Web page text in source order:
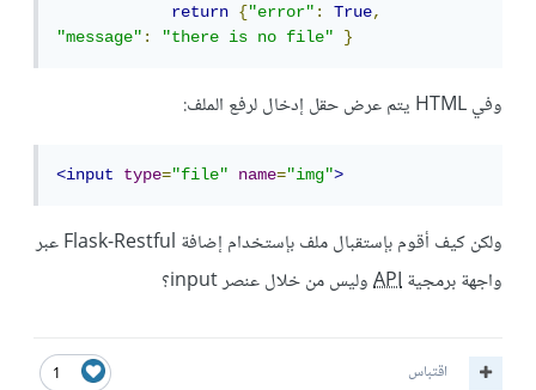
return
{"error": True,
"message": "there is no file" }
وفي HTML يتم عرض حقل إدخال لرفع الملف:
<input type="file" name="img">
ولكن كيف أقوم بإستقبال ملف بإستخدام إضافة Flask-Restful عبر
واجهة برمجيةAPIوليس من خلال عنصر input؟
1 اقتباس